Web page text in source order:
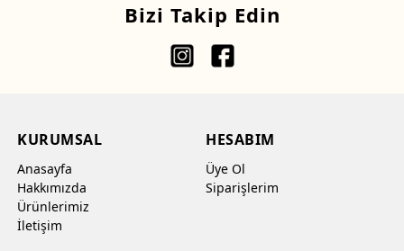
Bizi Takip Edin
KURUMSAL
Anasayfa
Hakkımızda
Ürünlerimiz
İletişim
HESABIM
Üye Ol
Siparişlerim